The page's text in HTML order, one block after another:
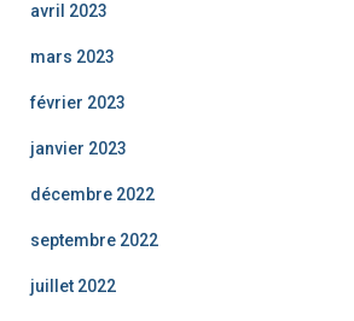
avril 2023
mars 2023
février 2023
janvier 2023
décembre 2022
septembre 2022
juillet 2022